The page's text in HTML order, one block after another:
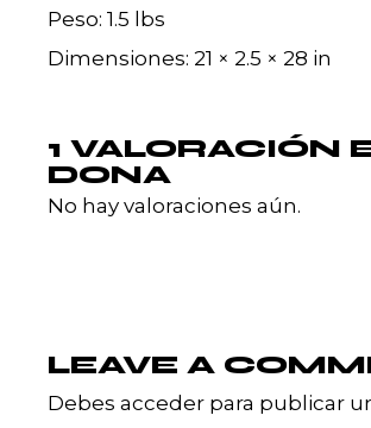
Peso 1.5 lbs
Dimensiones 21 × 2.5 × 28 in
1 VALORACIÓN
DONA
No hay valoraciones aún.
LEAVE A
Debesacceder para publicar